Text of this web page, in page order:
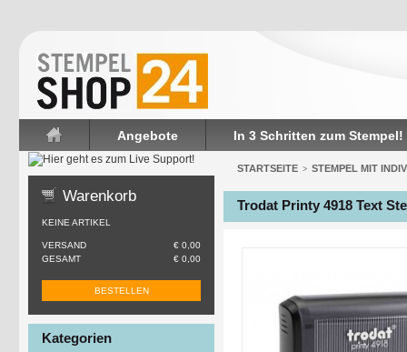
Startseite
Angebote In 3 Schritten zum Stempel!
Warenkorb
KEINE ARTIKEL
VERSAND
€ 0,00
GESAMT
€ 0,00
BESTELLEN
Kategorien
STARTSEITE > STEMPEL MIT
Trodat Printy 4918 Text